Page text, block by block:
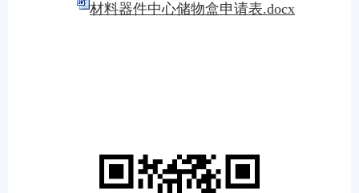
材料器件中心储物盒申请表.docx